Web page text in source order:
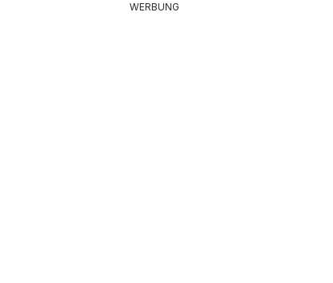
WERBUNG